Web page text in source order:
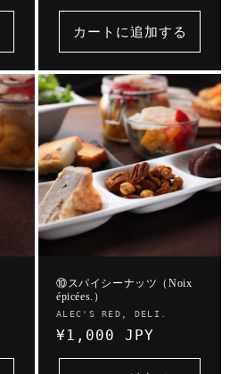
常
格
カートに追加する
⑩スパイシーナッツ（Noix
épicées.）
販
売
ALEC'S RED, DELI.
通
常
¥1,000 JPY